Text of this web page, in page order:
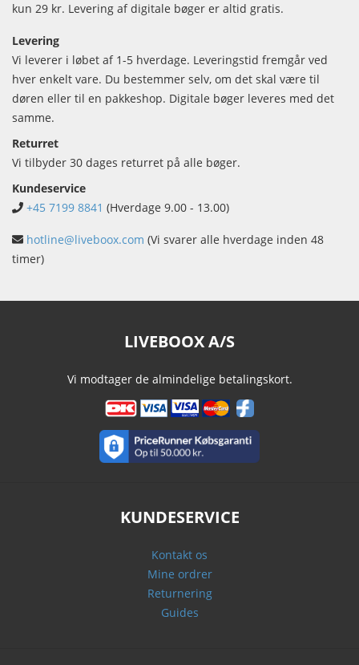
kun 29 kr. Levering af digitale bøger er altid gratis.
Levering
Vi leverer i løbet af 1-5 hverdage. Leveringstid fremgår ved
hver enkelt vare. Du bestemmer selv, om det skal være til
døren eller til en pakkeshop. Digitale bøger leveres med det
samme.
Returret
Vi tilbyder 30 dages returret på alle bøger.
Kundeservice
+45 7199 8841 (Hverdage 9.00 - 13.00)
hotline@liveboox.com (Vi svarer alle hverdage inden 48
timer)
LIVEBOOX A/S
Vi modtager de almindelige betalingskort.
KUNDESERVICE
Kontakt os
Mine ordrer
Returnering
Guides